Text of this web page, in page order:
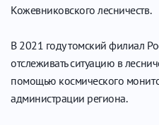
Кожевниковского лесничеств.
В 2021 году томский филиал
отслеживать ситуацию в
помощью космического
администрации региона.